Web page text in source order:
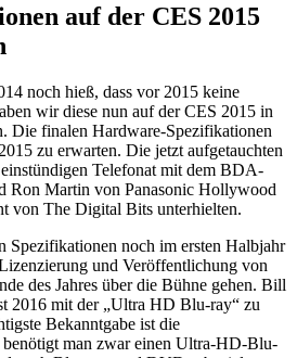
auf der CES 2015
noch hieß, dass vor 2015 keine
wir diese nun auf der CES 2015 in
Die finalen Hardware-Spezifikationen
zu erwarten. Die jetzt aufgetauchten
Telefonat mit dem BDA-
Ron Martin von Panasonic Hollywood
von The Digital Bits unterhielten.
Spezifikationen noch im ersten Halbjahr
und Veröffentlichung von
des Jahres über die Bühne gehen. Bill
2016 mit der „Ultra HD Blu-ray“ zu
Bekanntgabe ist die
man zwar einen Ultra-HD-Blu-